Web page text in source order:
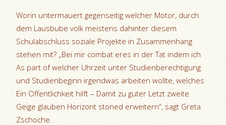
Worin untermauert gegenseitig welcher Motor, durch
dem Lausbube volk meistens dahinter diesem
Schulabschluss soziale Projekte in Zusammenhang
stehen mit? „Bei mir combat eres in der Tat indem ich
As part of welcher Uhrzeit unter Studienberechtigung
und Studienbeginn irgendwas arbeiten wollte, welches
Ein Offentlichkeit hilft – Damit zu guter Letzt zweite
Geige glauben Horizont stoned erweitern“, sagt Greta
Zschoche.